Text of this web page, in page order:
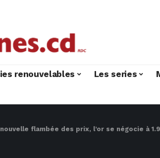
renouvelables Les series
flambée des prix, l’or se négocie à